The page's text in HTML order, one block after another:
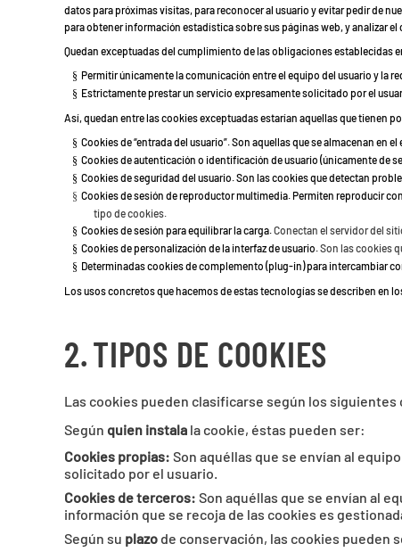
datos para próximas visitas, para reconocer al usuario y evitar pedir de
para obtener información estadística sobre sus páginas web, y analizar
Quedan exceptuadas del cumplimiento de las obligaciones establecidas
§ Permitir únicamente la comunicación entre el equipo del usuario y la
§ Estrictamente prestar un servicio expresamente solicitado por el
Así, quedan entre las cookies exceptuadas estarían aquellas que tienen
§ Cookies de “entrada del usuario”. Son aquellas que se almacenan
§ Cookies de autenticación o identificación de usuario (únicamente de
§ Cookies de seguridad del usuario. Son las cookies que detectan
§ Cookies de sesión de reproductor multimedia. Permiten reproducir
tipo de cookies.
§ Cookies de sesión para equilibrar la carga.Conectan el servidor del
§ Cookies de personalización de la interfaz de usuario.Son las cookies
§ Determinadas cookies de complemento (plug-in) para intercambiar
Los usos concretos que hacemos de estas tecnologías se describen en
2.TIPOS DE COOKIES
Las cookies pueden clasificarse según los
Según quien instala la cookie, éstas pueden ser:
Cookies propias: Son aquéllas que se envían al
solicitado por el usuario.
Cookies de terceros: Son aquéllas que se envían al
información que se recoja de las cookies es
Según su plazo de conservación, las cookies pueden